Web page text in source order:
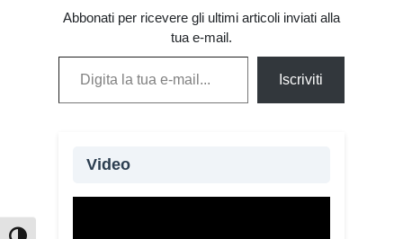
Abbonati per ricevere gli ultimi articoli inviati alla
tua e-mail.
Digita la tua e-mail...
Iscriviti
Video